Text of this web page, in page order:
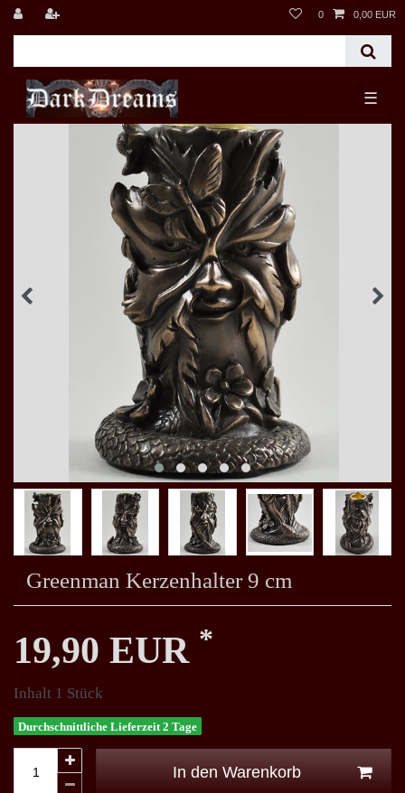
0 0,00 EUR
☰
Greenman Kerzenhalter 9 cm
19,90 EUR *
Inhalt 1 Stück
Durchschnittliche Lieferzeit 2 Tage
In den Warenkorb